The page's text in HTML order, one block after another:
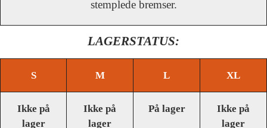
stemplede bremser.
LAGERSTATUS:
S M L XL
Ikke på
lager
Ikke på
lager
På lager
Ikke på
lager